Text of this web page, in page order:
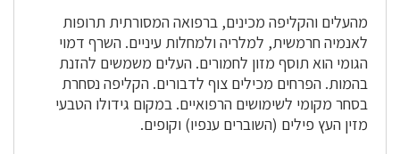
מהעלים והקליפה מכינים, ברפואה המסורתית תרופות
לאנמיה חרמשית, למלריה ולמחלות עיניים. השרף דמוי
הגומי הוא תוסף מזון לחמורים. העלים משמשים להזנת
בהמות. הפרחים מכילים צוף לדבורים. הקליפה נסחרת
בסחר מקומי לשימושים הרפואיים. במקום גידולו הטבעי
מזין העץ פילים (השוברים ענפיו) וקופים.